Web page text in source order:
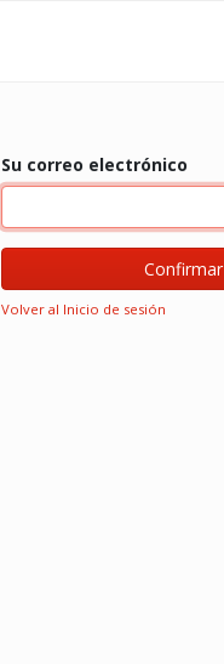
Su correo electrónico
Confirmar
Volver al Inicio de sesión